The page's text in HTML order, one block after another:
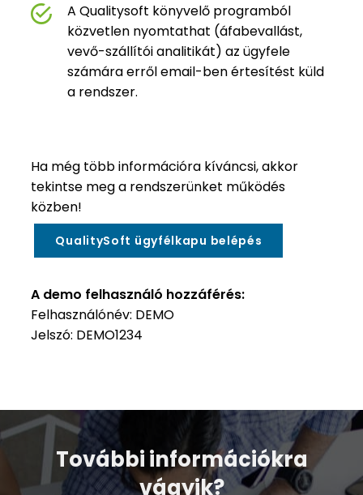
A Qualitysoft könyvelő programból
közvetlen nyomtathat (áfabevallást,
vevő-szállítói analitikát) az ügyfele
számára erről email-ben értesítést küld
a rendszer.
Ha még több információra kíváncsi, akkor
tekintse meg a rendszerünket működés
közben!
QualitySoft ügyfélkapu belépés
A demo felhasználó hozzáférés:
Felhasználónév: DEMO
Jelszó: DEMO1234
További információkra
vágyik?